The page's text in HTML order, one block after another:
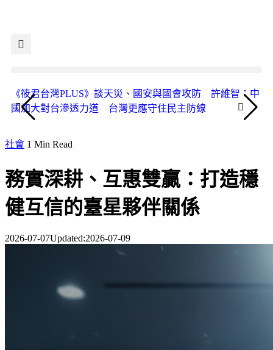
《筱君台灣PLUS》談天災、國安與國會攻防 許維智：中
國加大對台滲透力道 台灣更應守住民主防線
社會 1 Min Read
務實深耕、互惠雙贏：打造穩
健互信的臺星夥伴關係
2026-07-07Updated:2026-07-09